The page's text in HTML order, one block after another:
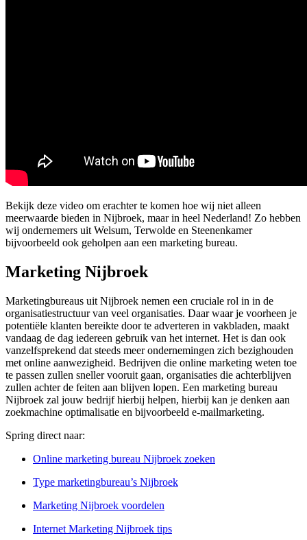
Bekijk deze video om erachter te komen hoe wij niet alleen
meerwaarde bieden in Nijbroek, maar in heel Nederland! Zo hebben
wij ondernemers uit Welsum, Terwolde en Steenenkamer
bijvoorbeeld ook geholpen aan een marketing bureau.
Marketing Nijbroek
Marketingbureaus uit Nijbroek nemen een cruciale rol in in de
organisatiestructuur van veel organisaties. Daar waar je voorheen je
potentiële klanten bereikte door te adverteren in vakbladen, maakt
vandaag de dag iedereen gebruik van het internet. Het is dan ook
vanzelfsprekend dat steeds meer ondernemingen zich bezighouden
met online aanwezigheid. Bedrijven die online marketing weten toe
te passen zullen sneller vooruit gaan, organisaties die achterblijven
zullen achter de feiten aan blijven lopen. Een marketing bureau
Nijbroek zal jouw bedrijf hierbij helpen, hierbij kan je denken aan
zoekmachine optimalisatie en bijvoorbeeld e-mailmarketing.
Spring direct naar:
Online marketing bureau Nijbroek zoeken
Type marketingbureau’s Nijbroek
Marketing Nijbroek voordelen
Internet Marketing Nijbroek tips